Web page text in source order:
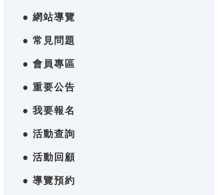
● 網站導覽
● 常見問題
● 會員專區
● 重要公告
● 我要報名
● 活動查詢
● 活動回顧
● 導覽預約